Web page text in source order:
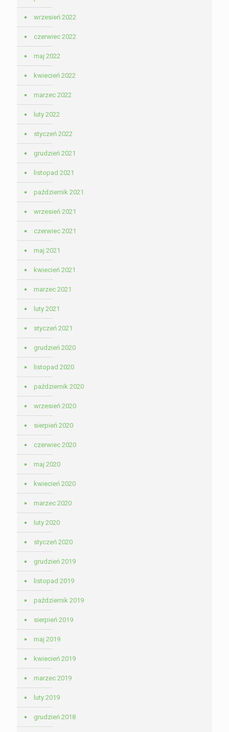
wrzesień 2022
czerwiec 2022
maj 2022
kwiecień 2022
marzec 2022
luty 2022
styczeń 2022
grudzień 2021
listopad 2021
październik 2021
wrzesień 2021
czerwiec 2021
maj 2021
kwiecień 2021
marzec 2021
luty 2021
styczeń 2021
grudzień 2020
listopad 2020
październik 2020
wrzesień 2020
sierpień 2020
czerwiec 2020
maj 2020
kwiecień 2020
marzec 2020
luty 2020
styczeń 2020
grudzień 2019
listopad 2019
październik 2019
sierpień 2019
maj 2019
kwiecień 2019
marzec 2019
luty 2019
grudzień 2018